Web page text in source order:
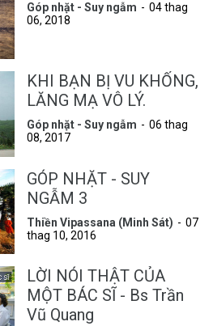
Góp nhặt - Suy ngẫm
04 thag
06, 2018
KHI BẠN BỊ VU KHỐNG,
LĂNG MẠ VÔ LÝ.
Góp nhặt - Suy ngẫm
06 thag
08, 2017
GÓP NHẶT - SUY
NGẪM 3
Thiền Vipassana (Minh Sát)
07
thag 10, 2016
LỜI NÓI THẬT CỦA
MỘT BÁC SĨ - Bs Trần
Vũ Quang